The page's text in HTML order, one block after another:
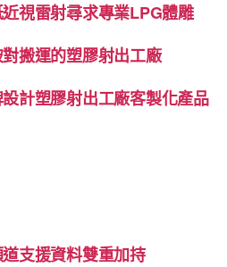
視雷射尋求專業LPG體雕
搬運的塑膠射出工廠
計塑膠射出工廠客製化產品
支援資料雙重加持